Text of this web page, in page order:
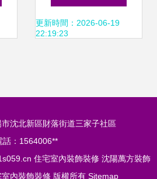
更新時間：2026-06-19
22:19:23
沈北新區財落街道三家子社區
話：1564006**
住宅室內裝飾裝修 沈陽萬方裝飾
室內裝飾裝修 版權所有 Sitemap